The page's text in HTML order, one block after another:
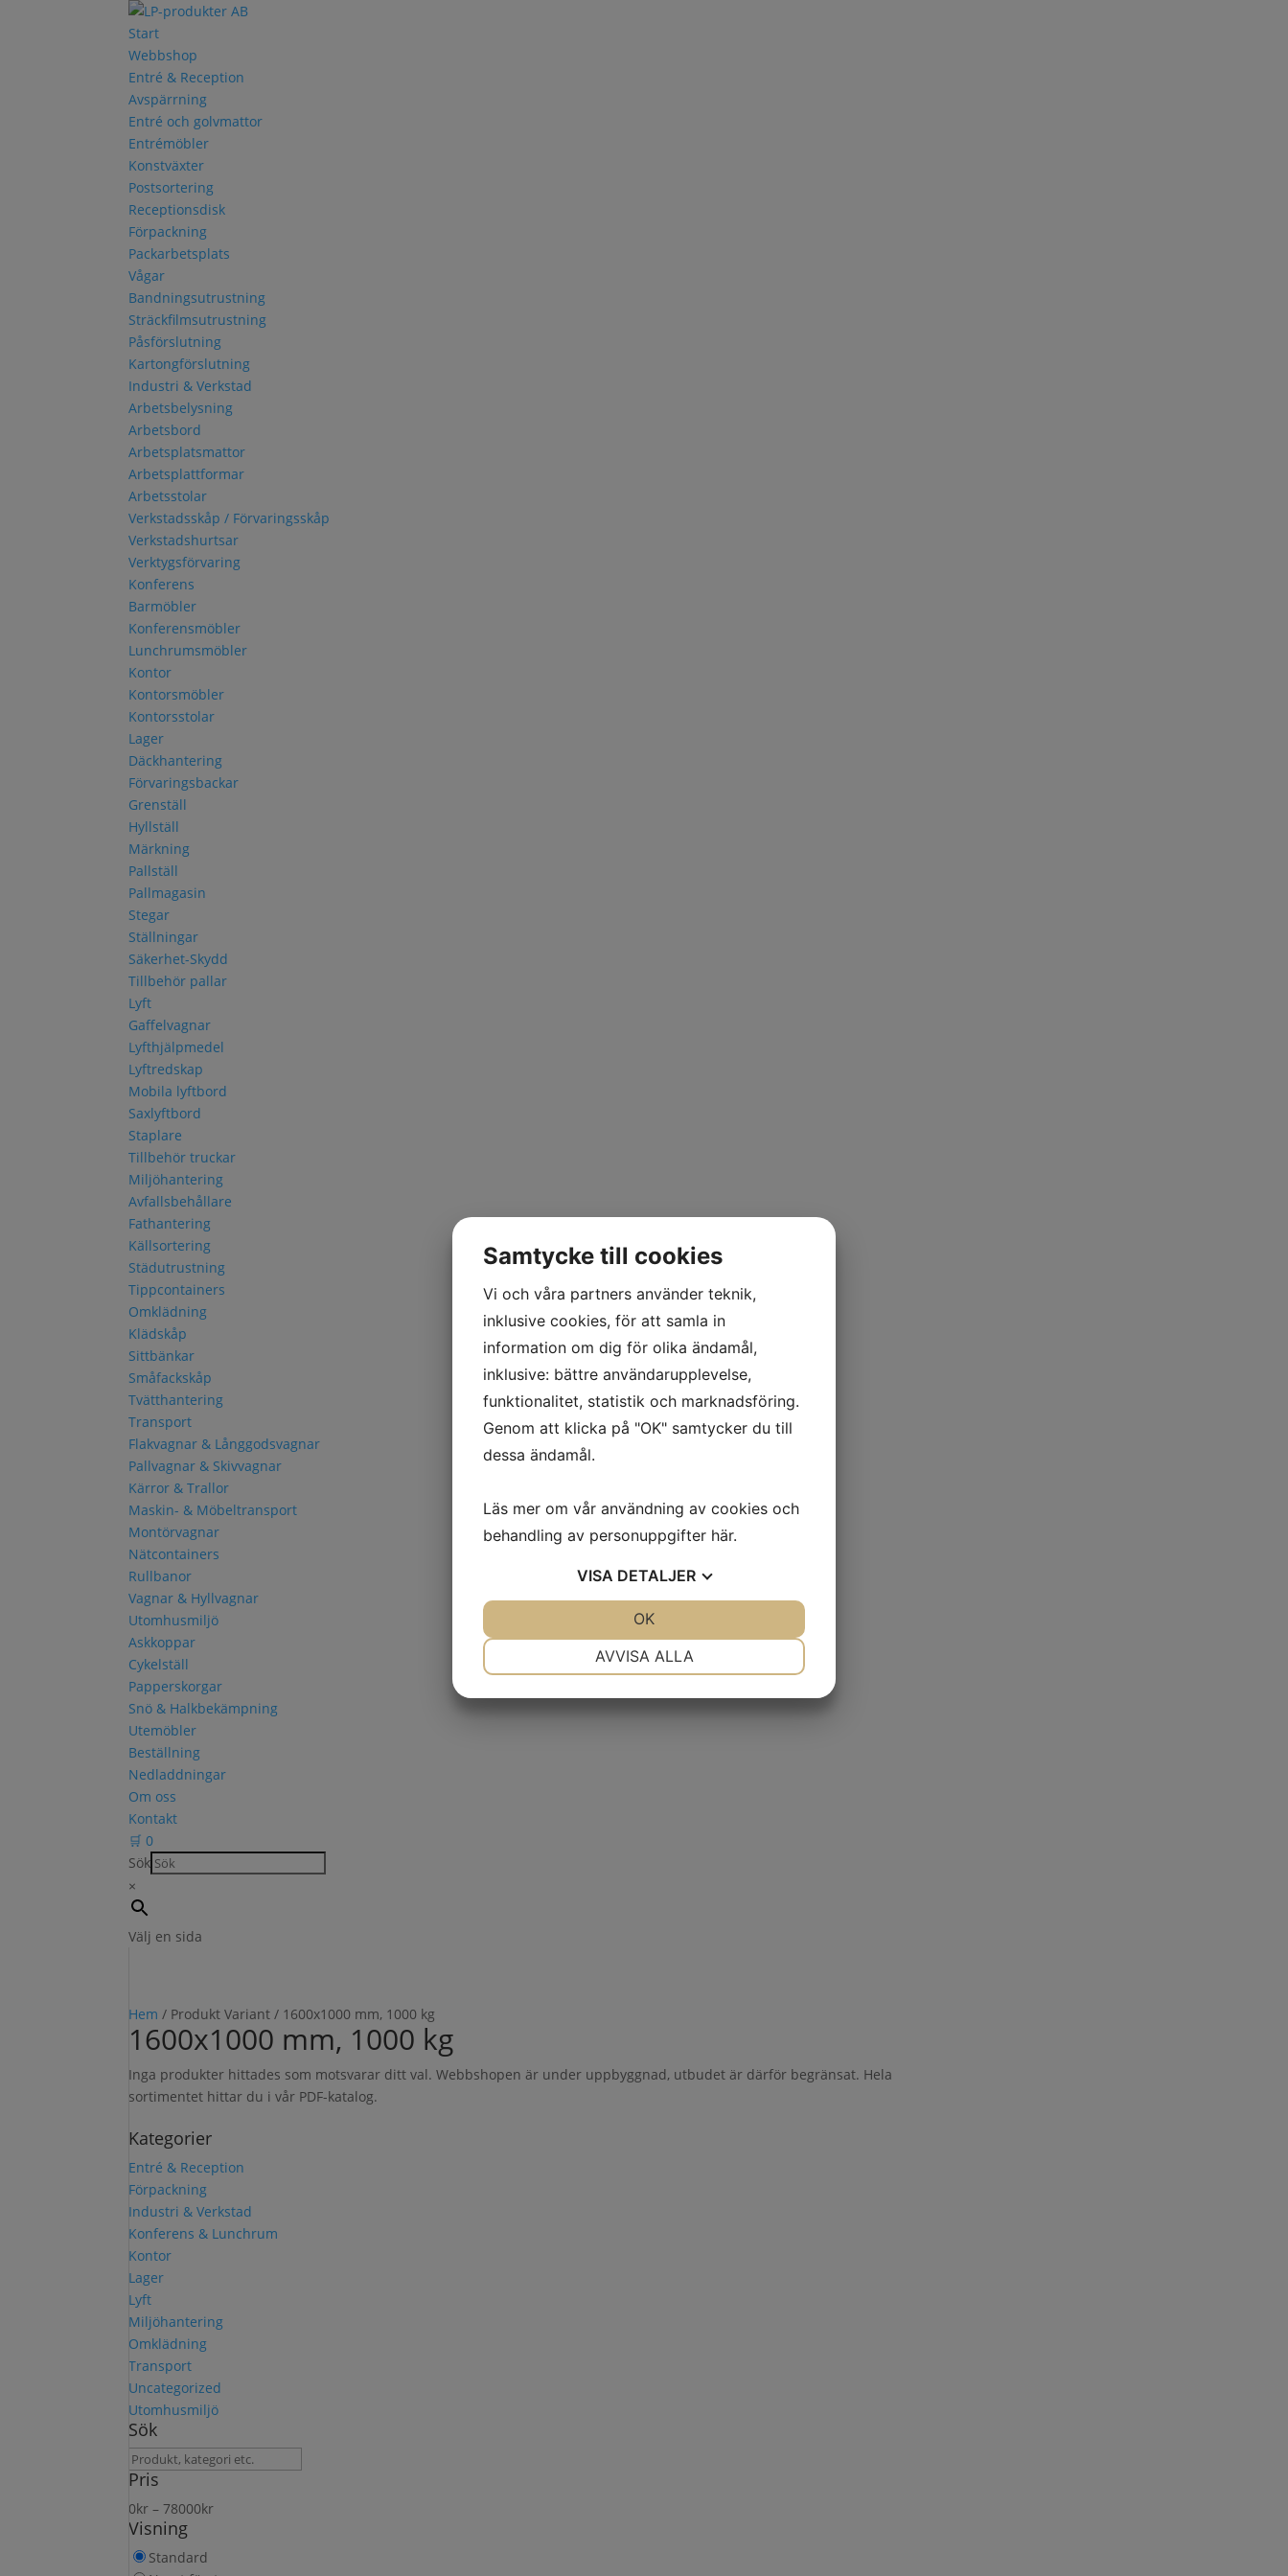
Start
Webbshop
Entré & Reception
Avspärrning
Entré och golvmattor
Entrémöbler
Konstväxter
Postsortering
Receptionsdisk
Förpackning
Packarbetsplats
Vågar
Bandningsutrustning
Sträckfilmsutrustning
Påsförslutning
Kartongförslutning
Industri & Verkstad
Arbetsbelysning
Arbetsbord
Arbetsplatsmattor
Arbetsplattformar
Arbetsstolar
Verkstadsskåp / Förvaringsskåp
Verkstadshurtsar
Verktygsförvaring
Konferens
Barmöbler
Konferensmöbler
Lunchrumsmöbler
Kontor
Kontorsmöbler
Kontorsstolar
Lager
Däckhantering
Förvaringsbackar
Grenställ
Hyllställ
Märkning
Pallställ
Pallmagasin
Stegar
Ställningar
Säkerhet-Skydd
Tillbehör pallar
Lyft
Gaffelvagnar
Lyfthjälpmedel
Lyftredskap
Mobila lyftbord
Saxlyftbord
Staplare
Tillbehör truckar
Miljöhantering
Avfallsbehållare
Fathantering
Källsortering
Städutrustning
Tippcontainers
Omklädning
Klädskåp
Sittbänkar
Småfackskåp
Tvätthantering
Transport
Flakvagnar & Långgodsvagnar
Pallvagnar & Skivvagnar
Kärror & Trallor
Maskin- & Möbeltransport
Montörvagnar
Nätcontainers
Rullbanor
Vagnar & Hyllvagnar
Utomhusmiljö
Askkoppar
Cykelställ
Papperskorgar
Snö & Halkbekämpning
Utemöbler
Beställning
Nedladdningar
Om oss
Kontakt
🛒 0
Sök
×
Välj en sida
Hem / Produkt Variant / 1600x1000 mm, 1000 kg
1600x1000 mm, 1000 kg
Inga produkter hittades som motsvarar ditt val. Webbshopen är under uppbyggnad, utbudet är därför begränsat. Hela
sortimentet hittar du i vår PDF-katalog.
Kategorier
Entré & Reception
Förpackning
Industri & Verkstad
Konferens & Lunchrum
Kontor
Lager
Lyft
Miljöhantering
Omklädning
Transport
Uncategorized
Utomhusmiljö
Sök
Sök
produkt
Pris
0kr –78000kr
Visning
Standard
Samtycke till cookies
Vi och våra partners använder teknik,
inklusive cookies, för att samla in
information om dig för olika ändamål,
inklusive: bättre användarupplevelse,
funktionalitet, statistik och marknadsföring.
Genom att klicka på "OK" samtycker du till
dessa ändamål.
Läs mer om vår användning av cookies och
behandling av personuppgifter här.
VISA DETALJER
AVVISA ALLA
OK